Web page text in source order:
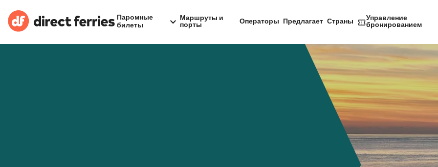
Паромные
билеты
Маршруты и
порты
Операторы Предлагает Страны
Управление
бронированием